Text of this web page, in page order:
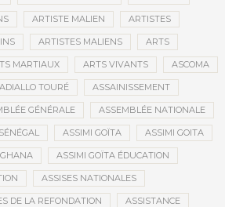
ARTISTE MALIEN ARTISTES
ARTISTES MALIENS ARTS
MARTIAUX ARTS VIVANTS ASCOMA
TOURÉ ASSAINISSEMENT
GÉNÉRALE ASSEMBLÉE NATIONALE
ASSIMI GOÏTA ASSIMI GOITA
ASSIMI GOÏTA ÉDUCATION
ASSISES NATIONALES
DE LA REFONDATION ASSISTANCE